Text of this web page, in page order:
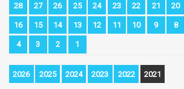
28 27 26 25 24 23 22 21 20
16 15 14 13 12 11 10 9 8
4 3 2 1
2026 2025 2024 2023 2022 2021